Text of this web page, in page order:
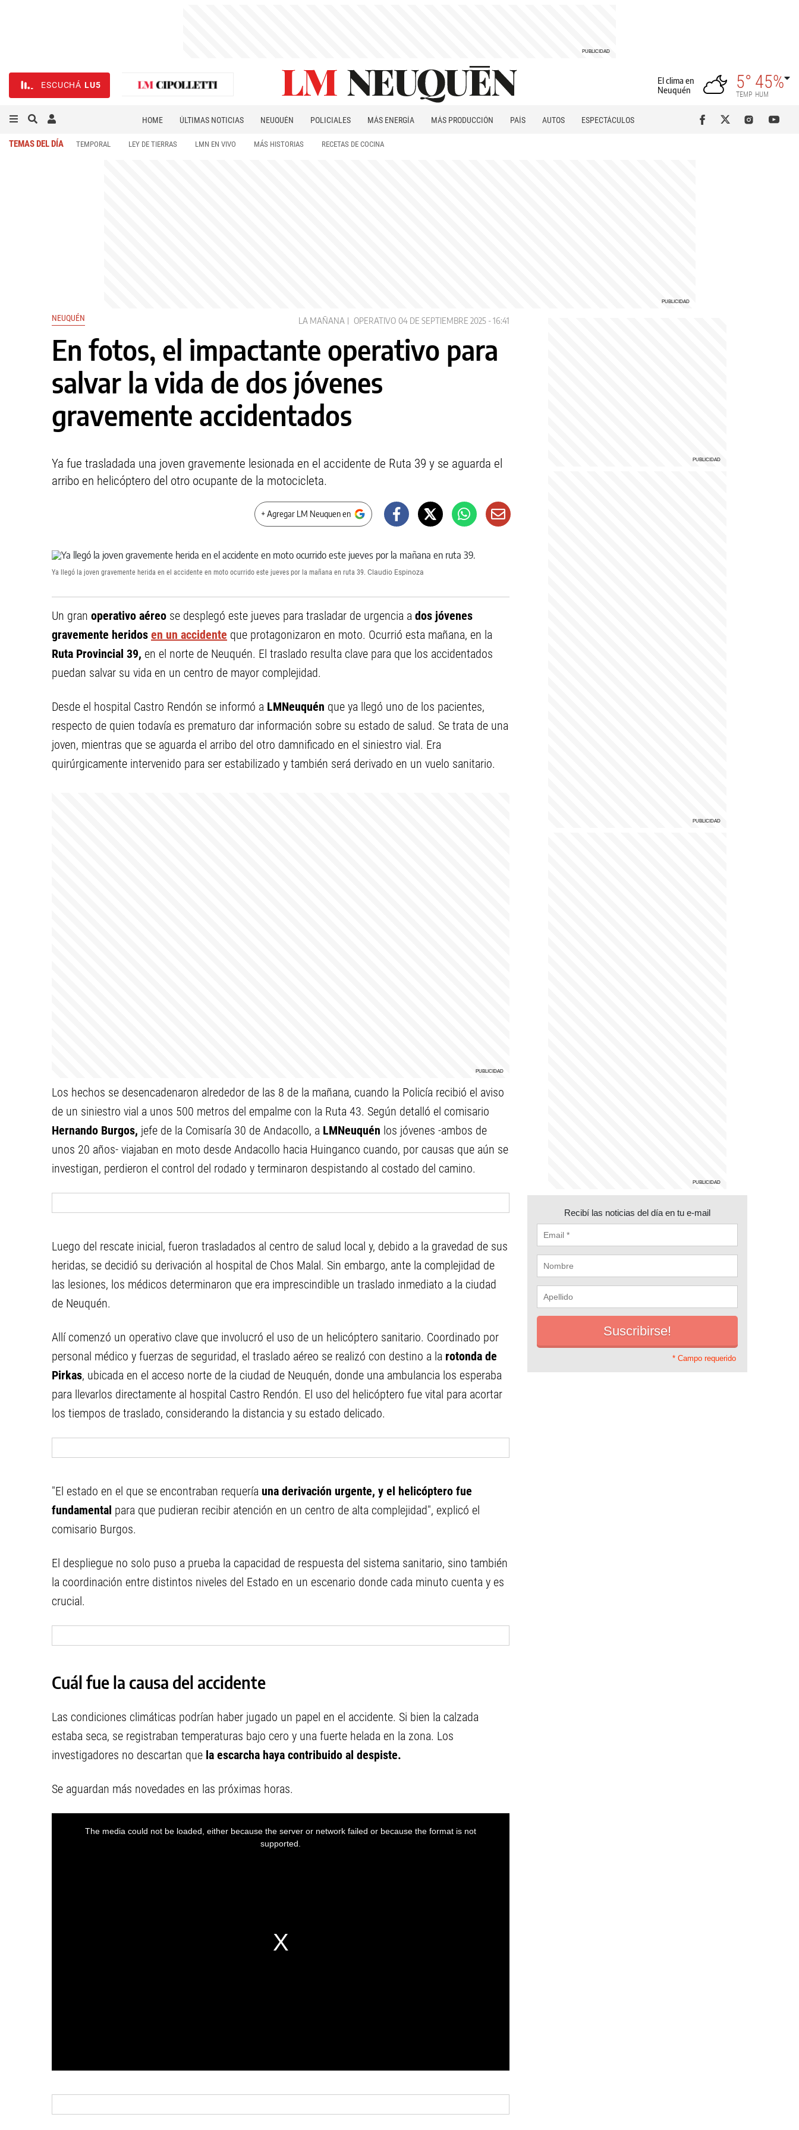
ESCUCHÁ LU5
El clima en
Neuquén
5°
TEMP
45%
HUM
HOME ÚLTIMAS NOTICIAS NEUQUÉN POLICIALES MÁS ENERGÍA MÁS PRODUCCIÓN PAÍS AUTOS
ESPECTÁCULOS
TEMAS DEL DÍA TEMPORAL LEY DE TIERRAS LMN EN VIVO MÁS HISTORIAS RECETAS DE COCINA
NEUQUÉN LA MAÑANA OPERATIVO 04 DE SEPTIEMBRE 2025 - 16:41
En fotos, el impactante operativo para
salvar la vida de dos jóvenes
gravemente accidentados
Ya fue trasladada una joven gravemente lesionada en el accidente de Ruta 39 y se aguarda el
arribo en helicóptero del otro ocupante de la motocicleta.
+ Agregar LM Neuquen en
Ya llegó la joven gravemente herida en el accidente en moto ocurrido este jueves por la mañana en ruta 39. Claudio Espinoza
Un gran operativo aéreo se desplegó este jueves para trasladar de urgencia a dos jóvenes
gravemente heridos en un accidente que protagonizaron en moto. Ocurrió esta mañana, en la
Ruta Provincial 39, en el norte de Neuquén. El traslado resulta clave para que los accidentados
puedan salvar su vida en un centro de mayor complejidad.
Desde el hospital Castro Rendón se informó a LMNeuquén que ya llegó uno de los pacientes,
respecto de quien todavía es prematuro dar información sobre su estado de salud. Se trata de una
joven, mientras que se aguarda el arribo del otro damnificado en el siniestro vial. Era
quirúrgicamente intervenido para ser estabilizado y también será derivado en un vuelo sanitario.
Los hechos se desencadenaron alrededor de las 8 de la mañana, cuando la Policía recibió el aviso
de un siniestro vial a unos 500 metros del empalme con la Ruta 43. Según detalló el comisario
Hernando Burgos, jefe de la Comisaría 30 de Andacollo, a LMNeuquén los jóvenes -ambos de
unos 20 años- viajaban en moto desde Andacollo hacia Huinganco cuando, por causas que aún se
investigan, perdieron el control del rodado y terminaron despistando al costado del camino.
Luego del rescate inicial, fueron trasladados al centro de salud local y, debido a la gravedad de sus
heridas, se decidió su derivación al hospital de Chos Malal. Sin embargo, ante la complejidad de
las lesiones, los médicos determinaron que era imprescindible un traslado inmediato a la ciudad
de Neuquén.
Allí comenzó un operativo clave que involucró el uso de un helicóptero sanitario. Coordinado por
personal médico y fuerzas de seguridad, el traslado aéreo se realizó con destino a la rotonda de
Pirkas, ubicada en el acceso norte de la ciudad de Neuquén, donde una ambulancia los esperaba
para llevarlos directamente al hospital Castro Rendón. El uso del helicóptero fue vital para acortar
los tiempos de traslado, considerando la distancia y su estado delicado.
"El estado en el que se encontraban requería una derivación urgente, y el helicóptero fue
fundamental para que pudieran recibir atención en un centro de alta complejidad", explicó el
comisario Burgos.
El despliegue no solo puso a prueba la capacidad de respuesta del sistema sanitario, sino también
la coordinación entre distintos niveles del Estado en un escenario donde cada minuto cuenta y es
crucial.
Cuál fue la causa del accidente
Las condiciones climáticas podrían haber jugado un papel en el accidente. Si bien la calzada
estaba seca, se registraban temperaturas bajo cero y una fuerte helada en la zona. Los
investigadores no descartan que la escarcha haya contribuido al despiste.
Se aguardan más novedades en las próximas horas.
Recibí las noticias del día en tu e-mail
* Campo requerido